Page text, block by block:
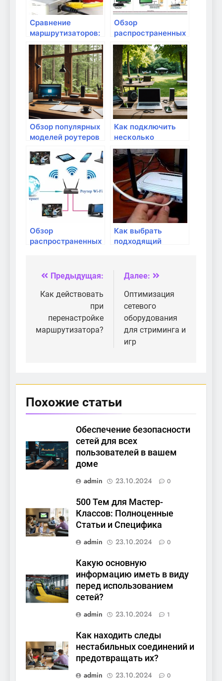
Сравнение
маршрутизаторов:
Wi-Fi 5 vs Wi-Fi 6
Обзор
распространенных
моделей роутеров
Обзор популярных
моделей роутеров
Интернета
Как подключить
несколько
устройств к
дачному роутеру
без потери
скорости
Обзор
распространенных
Как выбрать
подходящий
Навигация
по
записям
Предыдущая:
Как действовать
при
перенастройке
маршрутизатора?
Далее:
Оптимизация
сетевого
оборудования
для стриминга и
игр
Похожие статьи
Обеспечение безопасности
сетей для всех
пользователей в вашем
доме
admin
23.10.2024 0
500 Тем для Мастер-
Классов: Полноценные
Статьи и Специфика
admin
23.10.2024 0
Какую основную
информацию иметь в виду
перед использованием
сетей?
admin
23.10.2024 1
Как находить следы
нестабильных соединений и
предотвращать их?
admin
23.10.2024 0